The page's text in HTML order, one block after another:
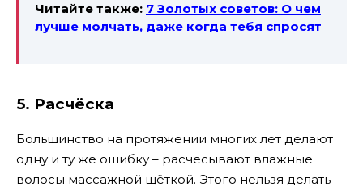
Читайте также: 7 Золотых советов: О чем
лучше молчать, даже когда тебя спросят
5. Расчёска
Большинство на протяжении многих лет делают
одну и ту же ошибку – расчёсывают влажные
волосы массажной щёткой. Этого нельзя делать